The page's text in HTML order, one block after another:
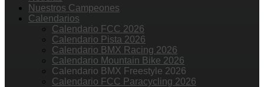
Nuestros Campeones
Calendarios
Calendario FCC 2026
Calendario Pista 2026
Calendario BMX Racing 2026
Calendario Mountain Bike 2026
Calendario BMX Freestyle 2026
Calendario FCC Paracycling 2026